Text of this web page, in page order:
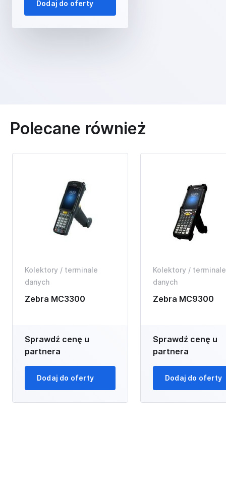
Dodaj do oferty
Polecane również
Kolektory / terminale
danych
Zebra MC3300
Sprawdź cenę u
partnera
Dodaj do oferty
Kolektory / terminale
danych
Zebra MC9300
Sprawdź cenę u
partnera
Dodaj do oferty